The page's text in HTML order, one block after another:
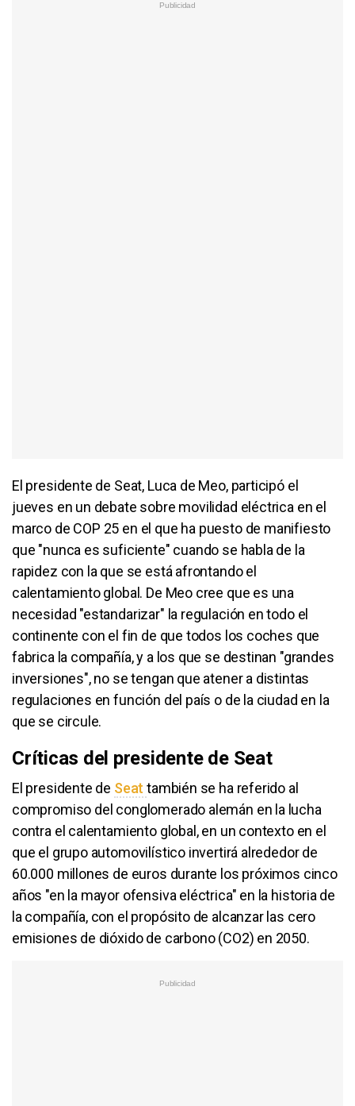
El presidente de Seat, Luca de Meo, participó el
jueves en un debate sobre movilidad eléctrica en el
marco de COP 25 en el que ha puesto de manifiesto
que "nunca es suficiente" cuando se habla de la
rapidez con la que se está afrontando el
calentamiento global. De Meo cree que es una
necesidad "estandarizar" la regulación en todo el
continente con el fin de que todos los coches que
fabrica la compañía, y a los que se destinan "grandes
inversiones", no se tengan que atener a distintas
regulaciones en función del país o de la ciudad en la
que se circule.
Críticas del presidente de Seat
El presidente de Seattambién se ha referido al
compromiso del conglomerado alemán en la lucha
contra el calentamiento global, en un contexto en el
que el grupo automovilístico invertirá alrededor de
60.000 millones de euros durante los próximos cinco
años "en la mayor ofensiva eléctrica" en la historia de
la compañía, con el propósito de alcanzar las cero
emisiones de dióxido de carbono (CO2) en 2050.